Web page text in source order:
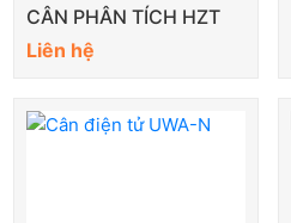
CÂN PHÂN TÍCH HZT
Liên hệ